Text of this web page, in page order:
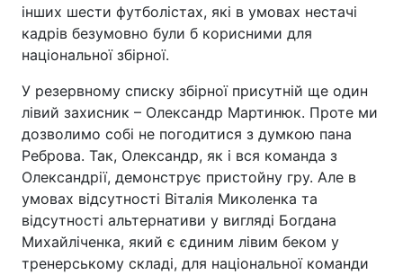
інших шести футболістах, які в умовах нестачі
кадрів безумовно були б корисними для
національної збірної.
У резервному списку збірної присутній ще один
лівий захисник – Олександр Мартинюк. Проте ми
дозволимо собі не погодитися з думкою пана
Реброва. Так, Олександр, як і вся команда з
Олександрії, демонструє пристойну гру. Але в
умовах відсутності Віталія Миколенка та
відсутності альтернативи у вигляді Богдана
Михайліченка, який є єдиним лівим беком у
тренерському складі, для національної команди